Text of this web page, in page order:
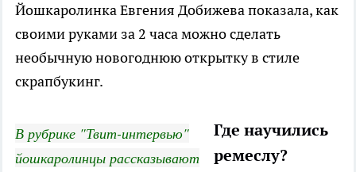
Йошкаролинка Евгения Добижева показала, как
своими руками за 2 часа можно сделать
необычную новогоднюю открытку в стиле
скрапбукинг.
В рубрике "Твит-интервью"
йошкаролинцы рассказывают
Где научились
ремеслу?